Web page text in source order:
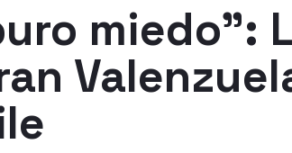
miedo":